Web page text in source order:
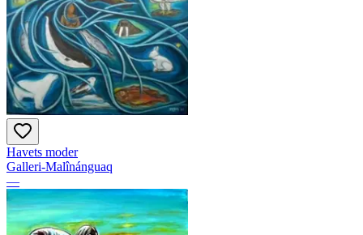
Havets moder
Galleri-Malînánguaq
—